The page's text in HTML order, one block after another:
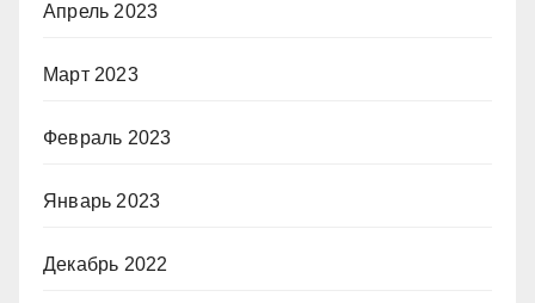
Апрель 2023
Март 2023
Февраль 2023
Январь 2023
Декабрь 2022